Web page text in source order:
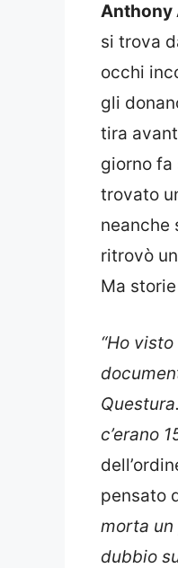
Anthony
si trova
occhi
gli
tira
giorno
trovato
neanche
ritrovò
Ma
“Ho
c’erano
pensato
morta un
dubbio